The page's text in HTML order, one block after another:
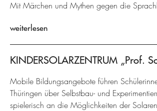
Mit Märchen und Mythen gegen die
weiterlesen
KINDERSOLARZENTRUM „Prof.
Mobile Bildungsangebote führen
Thüringen über Selbstbau- und
spielerisch an die Möglichkeiten der